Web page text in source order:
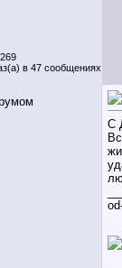
в 47 сообщениях
С